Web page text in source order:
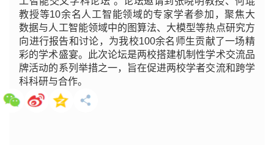
教授等10余名人工智能领域的专家学者参加，聚焦大
数据与人工智能领域中的图算法、大模型等热点研究方
向进行报告和讨论，为我校100余名师生贡献了一场精
彩的学术盛宴。此次论坛是两校搭建机制性学术交流品
牌活动的系列举措之一，旨在促进两校学者交流和跨学
科科研与合作。